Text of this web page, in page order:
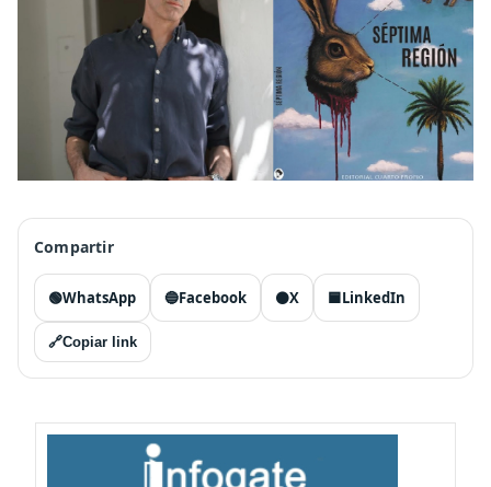
Compartir
🟢WhatsApp 🔵Facebook ⚫X 🟦LinkedIn
🔗Copiar link